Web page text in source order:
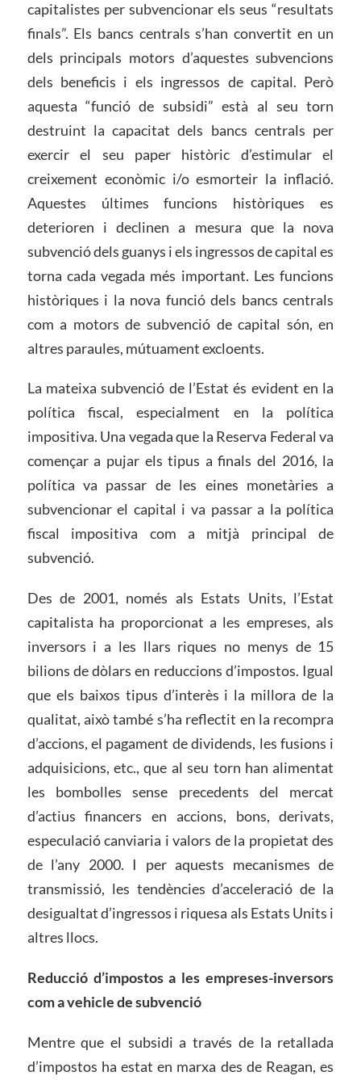
capitalistes per subvencionar els seus “resultats
finals”. Els bancs centrals s’han convertit en un
dels principals motors d’aquestes subvencions
dels beneficis i els ingressos de capital. Però
aquesta “funció de subsidi” està al seu torn
destruint la capacitat dels bancs centrals per
exercir el seu paper històric d’estimular el
creixement econòmic i/o esmorteir la inflació.
Aquestes últimes funcions històriques es
deterioren i declinen a mesura que la nova
subvenció dels guanys i els ingressos de capital es
torna cada vegada més important. Les funcions
històriques i la nova funció dels bancs centrals
com a motors de subvenció de capital són, en
altres paraules, mútuament excloents.
La mateixa subvenció de l’Estat és evident en la
política fiscal, especialment en la política
impositiva. Una vegada que la Reserva Federal va
començar a pujar els tipus a finals del 2016, la
política va passar de les eines monetàries a
subvencionar el capital i va passar a la política
fiscal impositiva com a mitjà principal de
subvenció.
Des de 2001, només als Estats Units, l’Estat
capitalista ha proporcionat a les empreses, als
inversors i a les llars riques no menys de 15
bilions de dòlars en reduccions d’impostos. Igual
que els baixos tipus d’interès i la millora de la
qualitat, això també s’ha reflectit en la recompra
d’accions, el pagament de dividends, les fusions i
adquisicions, etc., que al seu torn han alimentat
les bombolles sense precedents del mercat
d’actius financers en accions, bons, derivats,
especulació canviaria i valors de la propietat des
de l’any 2000. I per aquests mecanismes de
transmissió, les tendències d’acceleració de la
desigualtat d’ingressos i riquesa als Estats Units i
altres llocs.
Reducció d’impostos a les empreses-inversors
com a vehicle de subvenció
Mentre que el subsidi a través de la retallada
d’impostos ha estat en marxa des de Reagan, es